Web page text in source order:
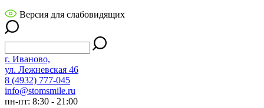
Версия для слабовидящих
г. Иваново,
ул. Лежневская 46
8 (4932) 777-045
info@stomsmile.ru
пн-пт: 8:30 - 21:00